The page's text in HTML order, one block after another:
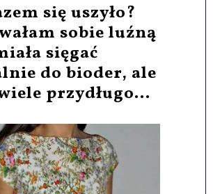
się uszyło?
sobie luźną
sięgać
do bioder, ale
przydługo...